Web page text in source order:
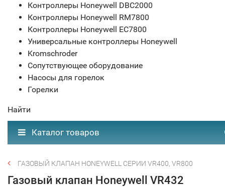
Контроллеры Honeywell DBC2000
Контроллеры Honeywell RM7800
Контроллеры Honeywell EC7800
Универсальные контроллеры Honeywell
Kromschroder
Сопутствующее оборудование
Насосы для горелок
Горелки
Найти
Каталог товаров
ГАЗОВЫЙ КЛАПАН HONEYWELL СЕРИИ VR400, VR800
Газовый клапан Honeywell VR432